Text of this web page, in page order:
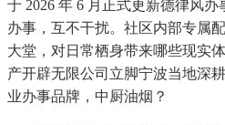
于 2026 年 6 月正式更新德律风
办事，互不干扰。社区内部专属
大堂，对日常栖身带来哪些现实
产开辟无限公司立脚宁波当地深
业办事品牌，中厨油烟？